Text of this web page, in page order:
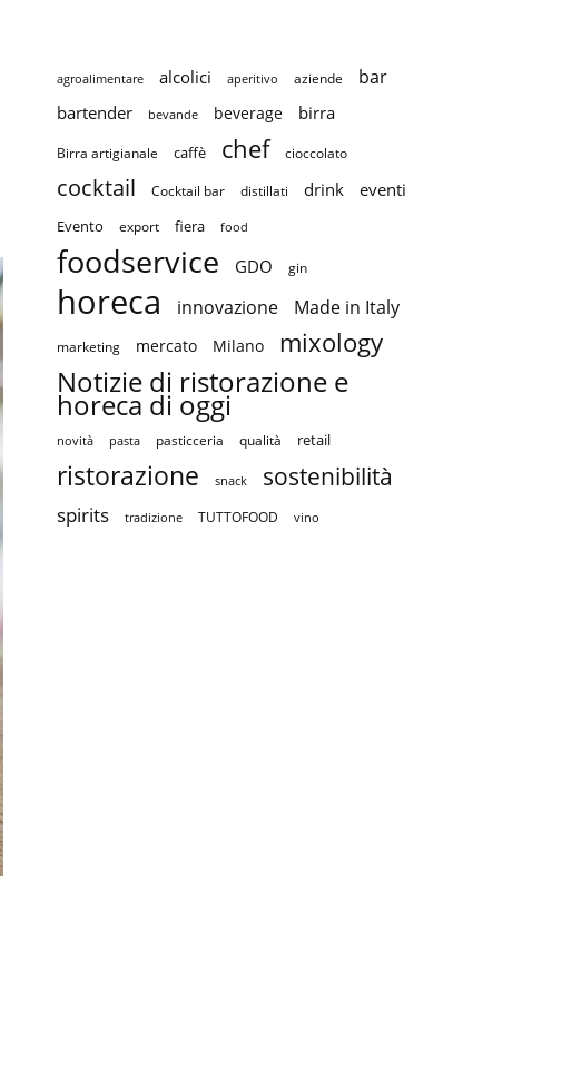
agroalimentare alcolici aperitivo aziende bar
bartender bevande beverage birra
Birra artigianale caffè chef cioccolato
cocktail Cocktail bar distillati drink eventi
Evento export fiera food
foodservice GDO gin
horeca innovazione Made in Italy
marketing mercato Milano mixology
Notizie di ristorazione e
horeca di oggi
novità pasta pasticceria qualità retail
ristorazione snack sostenibilità
spirits tradizione TUTTOFOOD vino